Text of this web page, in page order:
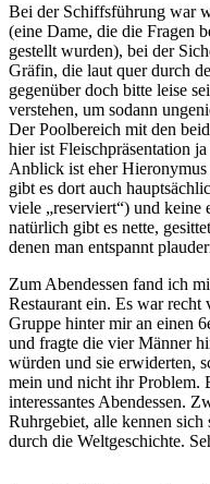
Bei der Schiffsführung war
(eine Dame, die die Fragen
gestellt wurden), bei der
Gräfin, die laut quer durch
gegenüber doch bitte leise
verstehen, um sodann
Der Poolbereich mit den
hier ist Fleischpräsentation
Anblick ist eher
gibt es dort auch
viele „reserviert“) und keine
natürlich gibt es nette,
denen man entspannt
Zum Abendessen fand ich
Restaurant ein. Es war
Gruppe hinter mir an einen
und fragte die vier Männer
würden und sie erwiderten,
mein und nicht ihr Problem.
interessantes Abendessen.
Ruhrgebiet, alle kennen
durch die Weltgeschichte.